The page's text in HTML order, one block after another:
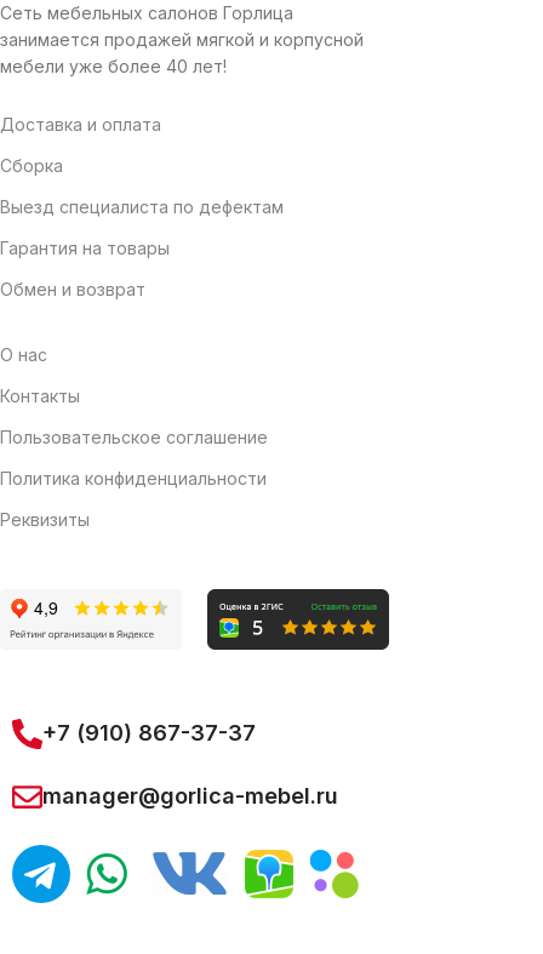
Сеть мебельных салонов Горлица
занимается продажей мягкой и корпусной
мебели уже более 40 лет!
Доставка и оплата
Сборка
Выезд специалиста по дефектам
Гарантия на товары
Обмен и возврат
О нас
Контакты
Пользовательское соглашение
Политика конфиденциальности
Реквизиты
+7 (910) 867-37-37
manager@gorlica-mebel.ru